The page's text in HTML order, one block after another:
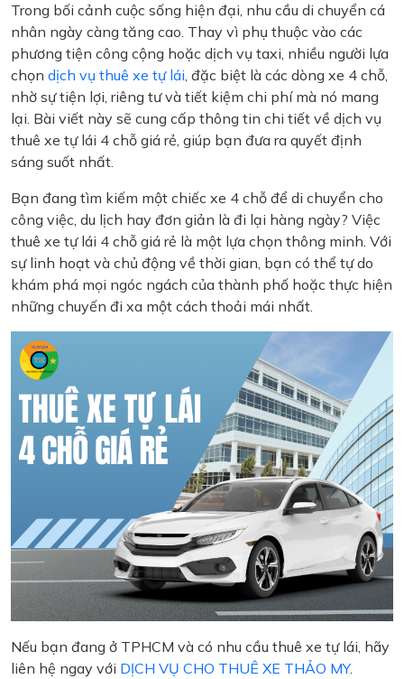
Trong bối cảnh cuộc sống hiện đại, nhu cầu di chuyển cá
nhân ngày càng tăng cao. Thay vì phụ thuộc vào các
phương tiện công cộng hoặc dịch vụ taxi, nhiều người lựa
chọn dịch vụ thuê xe tự lái, đặc biệt là các dòng xe 4 chỗ,
nhờ sự tiện lợi, riêng tư và tiết kiệm chi phí mà nó mang
lại. Bài viết này sẽ cung cấp thông tin chi tiết về dịch vụ
thuê xe tự lái 4 chỗ giá rẻ, giúp bạn đưa ra quyết định
sáng suốt nhất.
Bạn đang tìm kiếm một chiếc xe 4 chỗ để di chuyển cho
công việc, du lịch hay đơn giản là đi lại hàng ngày? Việc
thuê xe tự lái 4 chỗ giá rẻ là một lựa chọn thông minh. Với
sự linh hoạt và chủ động về thời gian, bạn có thể tự do
khám phá mọi ngóc ngách của thành phố hoặc thực hiện
những chuyến đi xa một cách thoải mái nhất.
Nếu bạn đang ở TPHCM và có nhu cầu thuê xe tự lái, hãy
liên hệ ngay với DỊCH VỤ CHO THUÊ XE THẢO MY.